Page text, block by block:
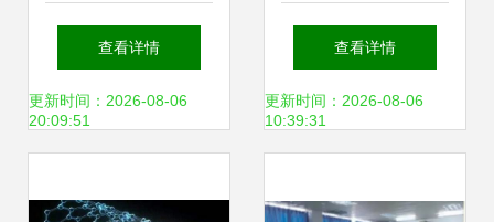
域 左育静副教授深
度解析‘表层电子结
查看详情
更新时间：2026-08-06
20:09:51
中国科研团队实现
塑料转化为氢燃料
查看详情
更新时间：2026-08-06
10:39:31